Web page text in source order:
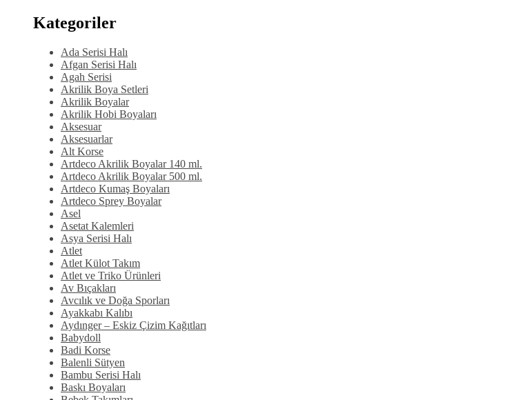
Kategoriler
Ada Serisi Halı
Afgan Serisi Halı
Agah Serisi
Akrilik Boya Setleri
Akrilik Boyalar
Akrilik Hobi Boyaları
Aksesuar
Aksesuarlar
Alt Korse
Artdeco Akrilik Boyalar 140 ml.
Artdeco Akrilik Boyalar 500 ml.
Artdeco Kumaş Boyaları
Artdeco Sprey Boyalar
Asel
Asetat Kalemleri
Asya Serisi Halı
Atlet
Atlet Külot Takım
Atlet ve Triko Ürünleri
Av Bıçakları
Avcılık ve Doğa Sporları
Ayakkabı Kalıbı
Aydınger – Eskiz Çizim Kağıtları
Babydoll
Badi Korse
Balenli Sütyen
Bambu Serisi Halı
Baskı Boyaları